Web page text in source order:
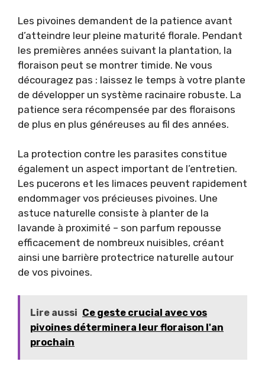
Les pivoines demandent de la patience avant
d’atteindre leur pleine maturité florale. Pendant
les premières années suivant la plantation, la
floraison peut se montrer timide. Ne vous
découragez pas : laissez le temps à votre plante
de développer un système racinaire robuste. La
patience sera récompensée par des floraisons
de plus en plus généreuses au fil des années.
La protection contre les parasites constitue
également un aspect important de l’entretien.
Les pucerons et les limaces peuvent rapidement
endommager vos précieuses pivoines. Une
astuce naturelle consiste à planter de la
lavande à proximité – son parfum repousse
efficacement de nombreux nuisibles, créant
ainsi une barrière protectrice naturelle autour
de vos pivoines.
Lire aussi Ce geste crucial avec vos
pivoines déterminera leur floraison l'an
prochain